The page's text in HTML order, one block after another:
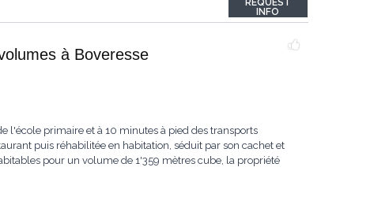
REQUEST
INFO
à Boveresse
l'école primaire et à 10 minutes à pied des transports
puis réhabilitée en habitation, séduit par son cachet et
pour un volume de 1'359 mètres cube, la propriété